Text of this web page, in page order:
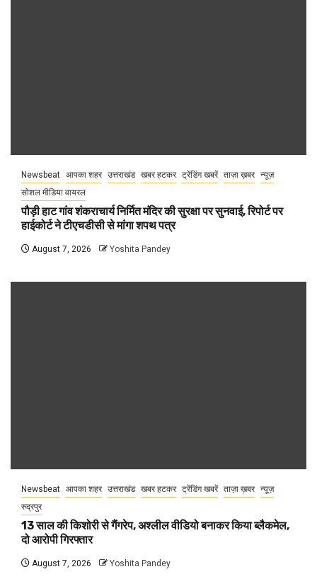
Newsbeat आपका शहर उत्तराखंड खबर हटकर ट्रेंडिंग खबरें ताज़ा ख़बर न्यूज़
सोशल मीडिया वायरल
पौड़ी हाट गांव शंकराचार्य निर्मित मंदिर की सुरक्षा पर सुनवाई, रिपोर्ट पर
हाईकोर्ट ने टीएचडीसी से मांगा शपथ पत्र
August 7, 2026 Yoshita Pandey
Newsbeat आपका शहर उत्तराखंड खबर हटकर ट्रेंडिंग खबरें ताज़ा ख़बर न्यूज़
रुद्रपुर
13 साल की किशोरी से गैंगरेप, अश्लील वीडियो बनाकर किया ब्लैकमेल,
दो आरोपी गिरफ्तार
August 7, 2026 Yoshita Pandey